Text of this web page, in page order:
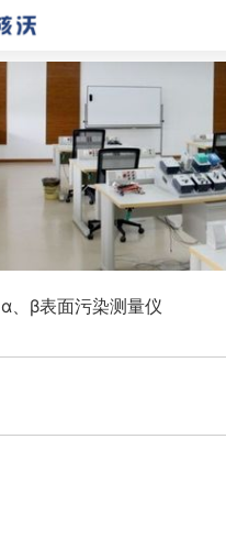
α、β表面污染测量仪